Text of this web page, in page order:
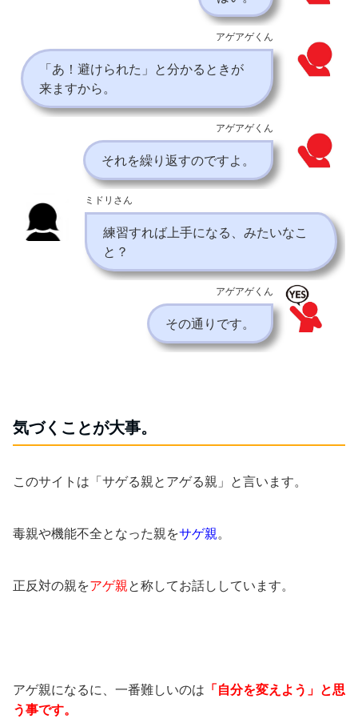
アゲアゲくん
「あ！避けられた」と分かるときが
来ますから。
アゲアゲくん
それを繰り返すのですよ。
ミドリさん
練習すれば上手になる、みたいなこ
と？
アゲアゲくん
その通りです。
気づくことが大事。
このサイトは「サゲる親とアゲる親」と言います。
毒親や機能不全となった親をサゲ親。
正反対の親をアゲ親と称してお話ししています。
アゲ親になるに、一番難しいのは 「自分を変えよう」と思
う事です。